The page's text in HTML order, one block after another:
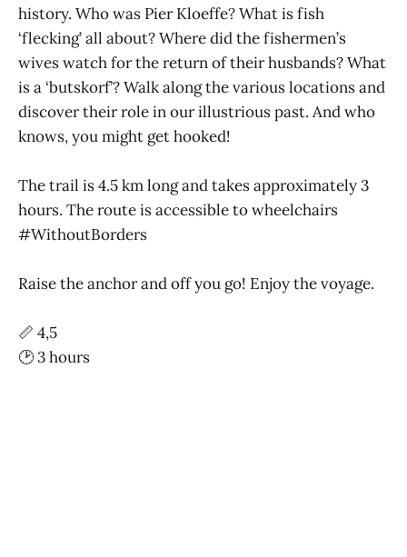
history. Who was Pier Kloeffe? What is fish
‘flecking’ all about? Where did the fishermen’s
wives watch for the return of their husbands? What
is a ‘butskorf’? Walk along the various locations and
discover their role in our illustrious past. And who
knows, you might get hooked!
The trail is 4.5 km long and takes approximately 3
hours. The route is accessible to wheelchairs
#WithoutBorders
Raise the anchor and off you go! Enjoy the voyage.
📏 4,5
🕑 3 hours